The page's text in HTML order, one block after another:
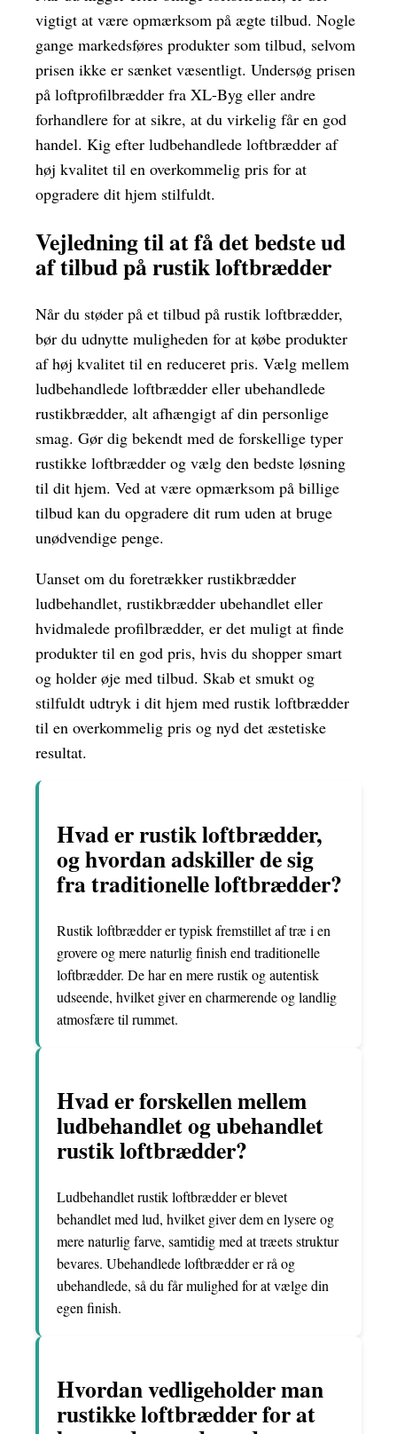
vigtigt at være opmærksom på ægte tilbud. Nogle
gange markedsføres produkter som tilbud, selvom
prisen ikke er sænket væsentligt. Undersøg prisen
på loftprofilbrædder fra XL-Byg eller andre
forhandlere for at sikre, at du virkelig får en god
handel. Kig efter ludbehandlede loftbrædder af
høj kvalitet til en overkommelig pris for at
opgradere dit hjem stilfuldt.
Vejledning til at få det bedste ud
af tilbud på rustik loftbrædder
Når du støder på et tilbud på rustik loftbrædder,
bør du udnytte muligheden for at købe produkter
af høj kvalitet til en reduceret pris. Vælg mellem
ludbehandlede loftbrædder eller ubehandlede
rustikbrædder, alt afhængigt af din personlige
smag. Gør dig bekendt med de forskellige typer
rustikke loftbrædder og vælg den bedste løsning
til dit hjem. Ved at være opmærksom på billige
tilbud kan du opgradere dit rum uden at bruge
unødvendige penge.
Uanset om du foretrækker rustikbrædder
ludbehandlet, rustikbrædder ubehandlet eller
hvidmalede profilbrædder, er det muligt at finde
produkter til en god pris, hvis du shopper smart
og holder øje med tilbud. Skab et smukt og
stilfuldt udtryk i dit hjem med rustik loftbrædder
til en overkommelig pris og nyd det æstetiske
resultat.
Hvad er rustik loftbrædder,
og hvordan adskiller de sig
fra traditionelle loftbrædder?
Rustik loftbrædder er typisk fremstillet af træ i en
grovere og mere naturlig finish end traditionelle
loftbrædder. De har en mere rustik og autentisk
udseende, hvilket giver en charmerende og landlig
atmosfære til rummet.
Hvad er forskellen mellem
ludbehandlet og ubehandlet
rustik loftbrædder?
Ludbehandlet rustik loftbrædder er blevet
behandlet med lud, hvilket giver dem en lysere og
mere naturlig farve, samtidig med at træets struktur
bevares. Ubehandlede loftbrædder er rå og
ubehandlede, så du får mulighed for at vælge din
egen finish.
Hvordan vedligeholder man
rustikke loftbrædder for at